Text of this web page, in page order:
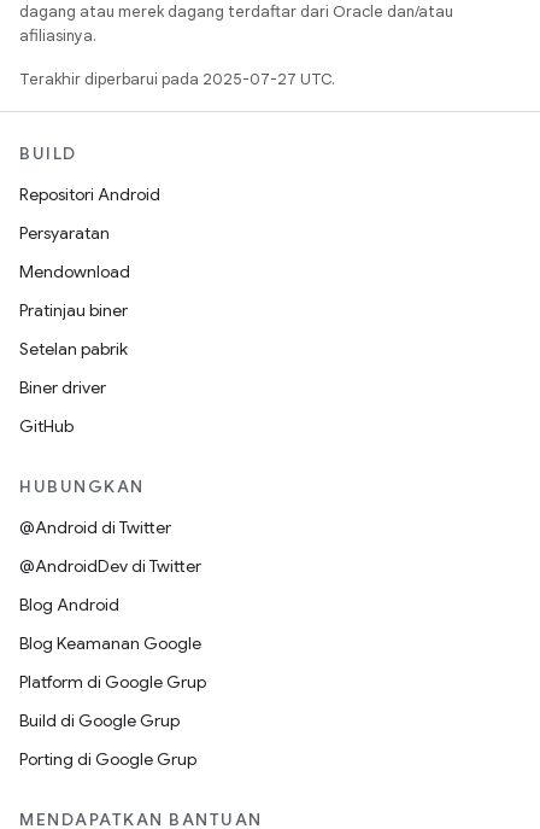
dagang atau merek dagang terdaftar dari Oracle dan/atau
afiliasinya.
Terakhir diperbarui pada 2025-07-27 UTC.
BUILD
Repositori Android
Persyaratan
Mendownload
Pratinjau biner
Setelan pabrik
Biner driver
GitHub
HUBUNGKAN
@Android di Twitter
@AndroidDev di Twitter
Blog Android
Blog Keamanan Google
Platform di Google Grup
Build di Google Grup
Porting di Google Grup
MENDAPATKAN BANTUAN